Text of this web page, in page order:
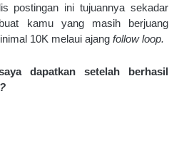
kamu yang masih berjuang
10K melaui ajang follow loop.
dapatkan setelah berhasil